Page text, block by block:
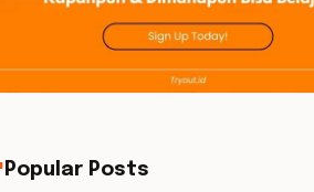
Popular Posts